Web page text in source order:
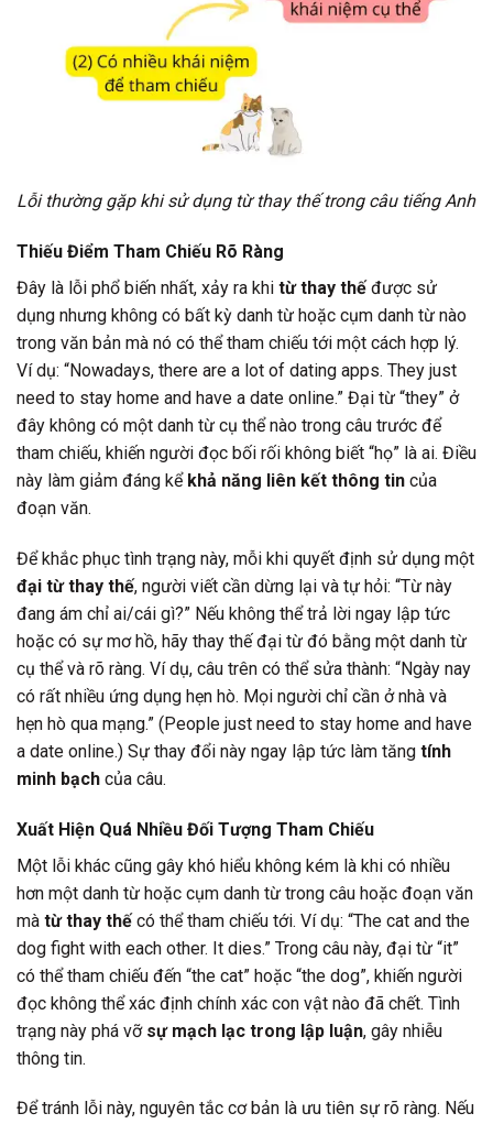
Lỗi thường gặp khi sử dụng từ thay thế trong câu tiếng Anh
Thiếu Điểm Tham Chiếu Rõ Ràng
Đây là lỗi phổ biến nhất, xảy ra khi từ thay thếđược sử
dụng nhưng không có bất kỳ danh từ hoặc cụm danh từ nào
trong văn bản mà nó có thể tham chiếu tới một cách hợp lý.
Ví dụ: “Nowadays, there are a lot of dating apps. They just
need to stay home and have a date online.” Đại từ “they” ở
đây không có một danh từ cụ thể nào trong câu trước để
tham chiếu, khiến người đọc bối rối không biết “họ” là ai. Điều
này làm giảm đáng kể khả năng liên kết thông tin của
đoạn văn.
Để khắc phục tình trạng này, mỗi khi quyết định sử dụng một
đại từ thay thế, người viết cần dừng lại và tự hỏi: “Từ này
đang ám chỉ ai/cái gì?” Nếu không thể trả lời ngay lập tức
hoặc có sự mơ hồ, hãy thay thế đại từ đó bằng một danh từ
cụ thể và rõ ràng. Ví dụ, câu trên có thể sửa thành: “Ngày nay
có rất nhiều ứng dụng hẹn hò. Mọi người chỉ cần ở nhà và
hẹn hò qua mạng.” (People just need to stay home and have
a date online.) Sự thay đổi này ngay lập tức làm tăng tính
minh bạch của câu.
Xuất Hiện Quá Nhiều Đối Tượng Tham Chiếu
Một lỗi khác cũng gây khó hiểu không kém là khi có nhiều
hơn một danh từ hoặc cụm danh từ trong câu hoặc đoạn văn
mà từ thay thếcó thể tham chiếu tới. Ví dụ: “The cat and the
dog fight with each other. It dies.” Trong câu này, đại từ “it”
có thể tham chiếu đến “the cat” hoặc “the dog”, khiến người
đọc không thể xác định chính xác con vật nào đã chết. Tình
trạng này phá vỡ sự mạch lạc trong lập luận, gây nhiễu
thông tin.
Để tránh lỗi này, nguyên tắc cơ bản là ưu tiên sự rõ ràng. Nếu